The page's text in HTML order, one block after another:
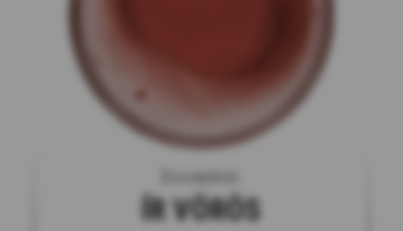
Zsombói
ÍR VÖRÖS